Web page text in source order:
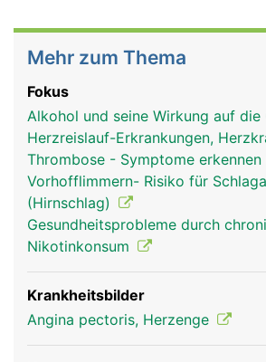
Mehr zum Thema
Fokus
Alkohol und seine Wirkung auf die
Herzreislauf-Erkrankungen,
Thrombose - Symptome erkennen
Vorhofflimmern- Risiko für
(Hirnschlag)
Gesundheitsprobleme durch
Nikotinkonsum
Krankheitsbilder
Angina pectoris, Herzenge